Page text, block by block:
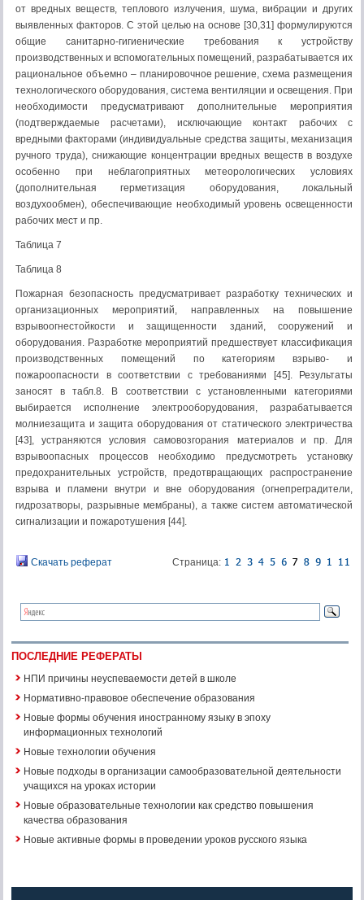
от вредных веществ, теплового излучения, шума, вибрации и других
выявленных факторов. С этой целью на основе [30,31] формулируются
общие санитарно-гигиенические требования к устройству
производственных и вспомогательных помещений, разрабатывается их
рациональное объемно – планировочное решение, схема размещения
технологического оборудования, система вентиляции и освещения. При
необходимости предусматривают дополнительные мероприятия
(подтверждаемые расчетами), исключающие контакт рабочих с
вредными факторами (индивидуальные средства защиты, механизация
ручного труда), снижающие концентрации вредных веществ в воздухе
особенно при неблагоприятных метеорологических условиях
(дополнительная герметизация оборудования, локальный
воздухообмен), обеспечивающие необходимый уровень освещенности
рабочих мест и пр.
Таблица 7
Таблица 8
Пожарная безопасность предусматривает разработку технических и
организационных мероприятий, направленных на повышение
взрывоогнестойкости и защищенности зданий, сооружений и
оборудования. Разработке мероприятий предшествует классификация
производственных помещений по категориям взрыво- и
пожароопасности в соответствии с требованиями [45]. Результаты
заносят в табл.8. В соответствии с установленными категориями
выбирается исполнение электрооборудования, разрабатывается
молниезащита и защита оборудования от статического электричества
[43], устраняются условия самовозгорания материалов и пр. Для
взрывоопасных процессов необходимо предусмотреть установку
предохранительных устройств, предотвращающих распространение
взрыва и пламени внутри и вне оборудования (огнепреградители,
гидрозатворы, разрывные мембраны), а также систем автоматической
сигнализации и пожаротушения [44].
Скачать реферат Страница:
ПОСЛЕДНИЕ РЕФЕРАТЫ
НПИ причины неуспеваемости детей в школе
Нормативно-правовое обеспечение образования
Новые формы обучения иностранному языку в эпоху
информационных технологий
Новые технологии обучения
Новые подходы в организации самообразовательной деятельности
учащихся на уроках истории
Новые образовательные технологии как средство повышения
качества образования
Новые активные формы в проведении уроков русского языка